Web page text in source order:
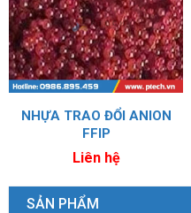
NHỰA TRAO ĐỔI ANION
FFIP
Liên hệ
SẢN PHẨM